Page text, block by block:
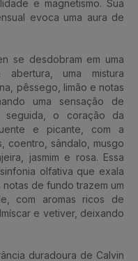
e magnetismo. Sua
evoca uma aura de
se desdobram em uma
abertura, uma mistura
pêssego, limão e notas
uma sensação de
o coração da
e picante, com a
coentro, sândalo, musgo
jasmim e rosa. Essa
olfativa que exala
de fundo trazem um
com aromas ricos de
e vetiver, deixando
duradoura de Calvin